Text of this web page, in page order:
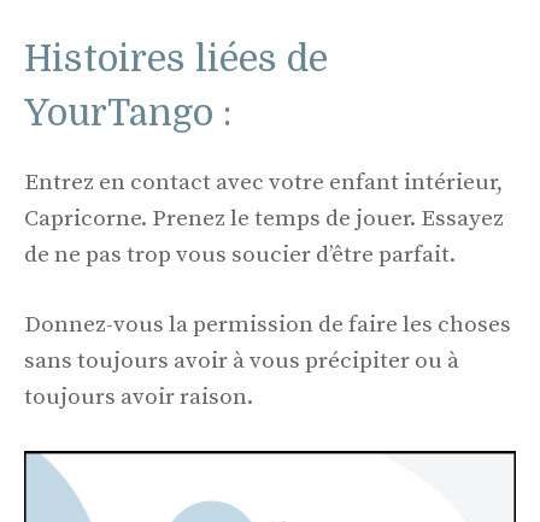
Histoires liées de
YourTango :
Entrez en contact avec votre enfant intérieur,
Capricorne. Prenez le temps de jouer. Essayez
de ne pas trop vous soucier d’être parfait.
Donnez-vous la permission de faire les choses
sans toujours avoir à vous précipiter ou à
toujours avoir raison.